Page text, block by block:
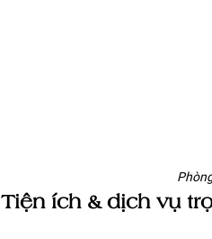
Tiện ích & dịch vụ